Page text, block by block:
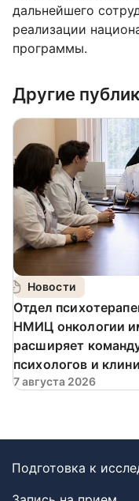
дальнейшего
реализации
программы.
Другие
Новости
️Отдел
НМИЦ онкологии
расширяет
психологов и
7 августа 2026
Подготовка к